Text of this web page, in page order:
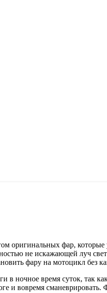
оригинальных фар,
не искажающей луч
фару на мотоцикл без
ночное время суток, так
и вовремя сманеврировать.